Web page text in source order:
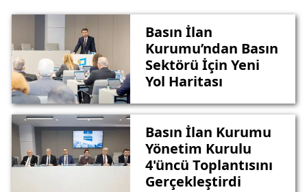
Basın İlan
Kurumu’ndan Basın
Sektörü İçin Yeni
Yol Haritası
Basın İlan Kurumu
Yönetim Kurulu
4'üncü Toplantısını
Gerçekleştirdi